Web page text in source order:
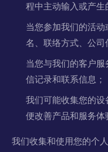
程中主动输入或产生
当您参加我们的活
名、联络方式、公司
当您与我们的客户
信记录和联系信息；
我们可能收集您的设
便改善产品和服务体
我们收集和使用您的个